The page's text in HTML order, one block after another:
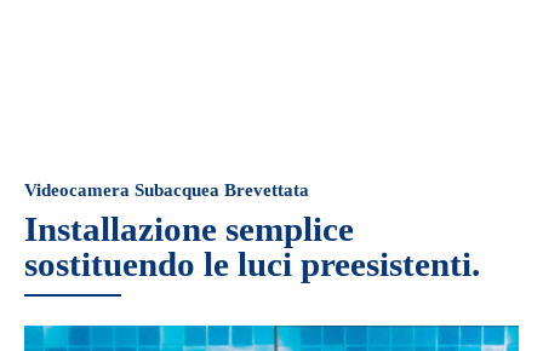
Videocamera Subacquea Brevettata
Installazione semplice
sostituendo le luci preesistenti.